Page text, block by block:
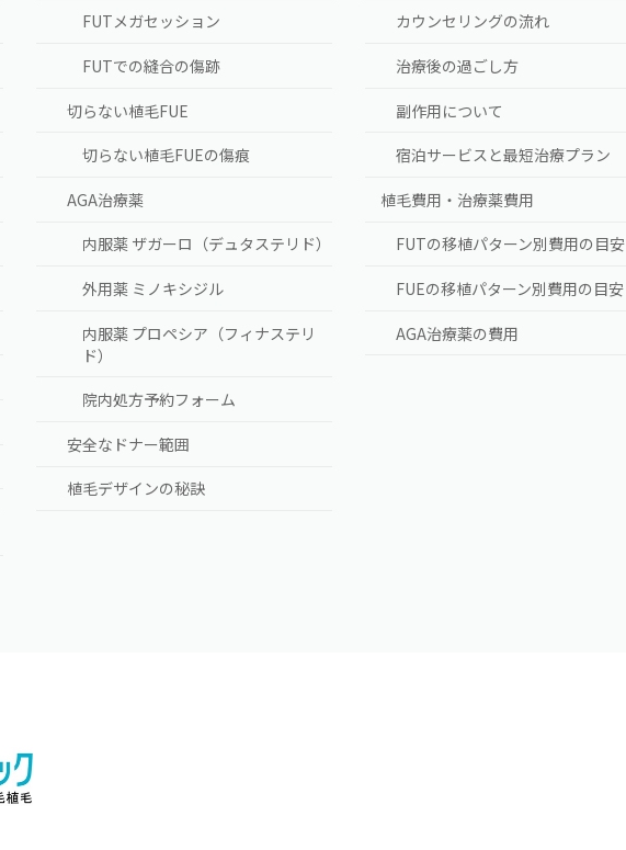
FUTメガセッション
FUTでの縫合の傷跡
切らない植毛FUE
切らない植毛FUEの傷痕
AGA治療薬
内服薬 ザガーロ（デュタステリド）
外用薬 ミノキシジル
内服薬 プロペシア（フィナステリ
ド）
院内処方予約フォーム
安全なドナー範囲
植毛デザインの秘訣
カウンセリングの流れ
治療後の過ごし方
副作用について
宿泊サービスと最短治療プラン
植毛費用・治療薬費用
FUTの移植パターン別費用の目安
FUEの移植パターン別費用の目安
AGA治療薬の費用